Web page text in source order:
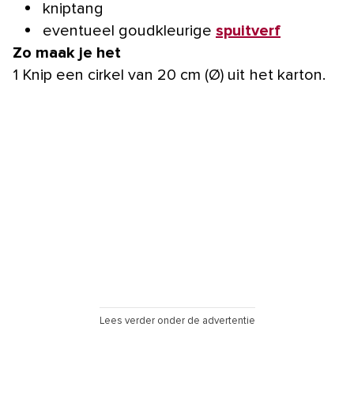
kniptang
eventueel goudkleurige spuitverf
Zo maak je het
1 Knip een cirkel van 20 cm (Ø) uit het karton.
Lees verder onder de advertentie